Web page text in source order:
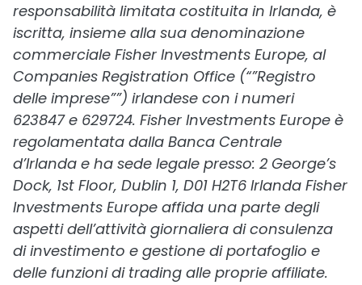
responsabilità limitata costituita in Irlanda, è
iscritta, insieme alla sua denominazione
commerciale Fisher Investments Europe, al
Companies Registration Office (“”Registro
delle imprese””) irlandese con i numeri
623847 e 629724. Fisher Investments Europe è
regolamentata dalla Banca Centrale
d’Irlanda e ha sede legale presso: 2 George’s
Dock, 1st Floor, Dublin 1, D01 H2T6 Irlanda Fisher
Investments Europe affida una parte degli
aspetti dell’attività giornaliera di consulenza
di investimento e gestione di portafoglio e
delle funzioni di trading alle proprie affiliate.